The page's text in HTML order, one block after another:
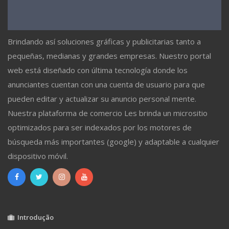
Brindando así soluciones gráficas y publicitarias tanto a
pequeñas, medianas y grandes empresas. Nuestro portal
web está diseñado con última tecnología donde los
anunciantes cuentan con una cuenta de usuario para que
pueden editar y actualizar su anuncio personal mente.
Nuestra plataforma de comercio Les brinda un micrositio
optimizados para ser indexados por los motores de
búsqueda más importantes (google) y adaptable a cualquier
dispositivo móvil.
Introdução